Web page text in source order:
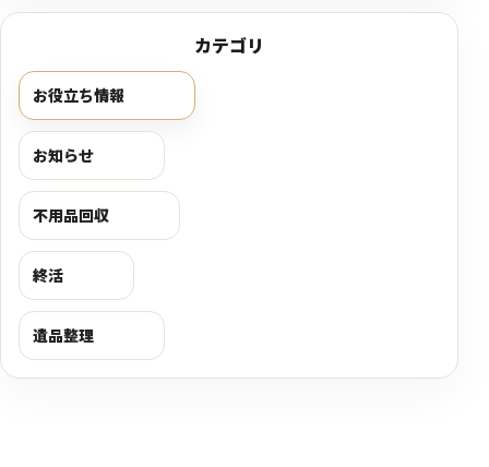
カテゴリ
お役立ち情報
お知らせ
不用品回収
終活
遺品整理